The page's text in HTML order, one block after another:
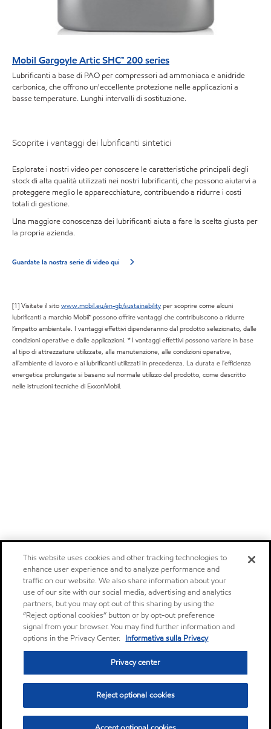
Mobil Gargoyle Artic SHC™ 200 series
Lubrificanti a base di PAO per compressori ad ammoniaca e anidride
carbonica, che offrono un'eccellente protezione nelle applicazioni a
basse temperature. Lunghi intervalli di sostituzione.
Scoprite i vantaggi dei lubrificanti sintetici
Esplorate i nostri video per conoscere le caratteristiche principali degli
stock di alta qualità utilizzati nei nostri lubrificanti, che possono aiutarvi a
proteggere meglio le apparecchiature, contribuendo a ridurre i costi
totali di gestione.
Una maggiore conoscenza dei lubrificanti aiuta a fare la scelta giusta per
la propria azienda.
Guardate la nostra serie di video qui
[1] Visitate il sitowww.mobil.eu/en-gb/sustainabilityper scoprire come alcuni
lubrificanti a marchio Mobil™ possono offrire vantaggi che contribuiscono a ridurre
l’impatto ambientale. I vantaggi effettivi dipenderanno dal prodotto selezionato, dalle
condizioni operative e dalle applicazioni. * I vantaggi effettivi possono variare in base
al tipo di attrezzature utilizzate, alla manutenzione, alle condizioni operative,
all'ambiente di lavoro e ai lubrificanti utilizzati in precedenza. La durata e l'efficienza
energetica prolungate si basano sul normale utilizzo del prodotto, come descritto
nelle istruzioni tecniche di ExxonMobil.
This website uses cookies and other tracking technologies to
enhance user experience and to analyze performance and
traffic on our website. We also share information about your
use of our site with our social media, advertising and analytics
partners, but you may opt out of this sharing by using the
“Reject optional cookies” button or by opt-out preference
signal from your browser. You may find further information and
options in the Privacy Center. Informativa sulla Privacy
Privacy center
Reject optional cookies